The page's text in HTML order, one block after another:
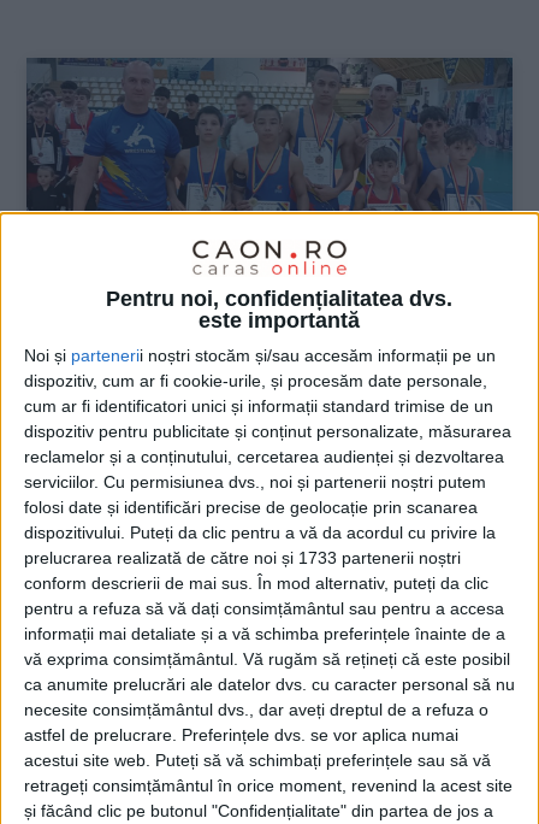
Pentru noi, confidențialitatea dvs.
este importantă
Noi și partenerii noștri stocăm și/sau accesăm informații pe un
dispozitiv, cum ar fi cookie-urile, și procesăm date personale,
cum ar fi identificatori unici și informații standard trimise de un
dispozitiv pentru publicitate și conținut personalizate, măsurarea
reclamelor și a conținutului, cercetarea audienței și dezvoltarea
serviciilor. Cu permisiunea dvs., noi și partenerii noștri putem
folosi date și identificări precise de geolocație prin scanarea
dispozitivului. Puteți da clic pentru a vă da acordul cu privire la
prelucrarea realizată de către noi și 1733 partenerii noștri
conform descrierii de mai sus. În mod alternativ, puteți da clic
pentru a refuza să vă dați consimțământul sau pentru a accesa
informații mai detaliate și a vă schimba preferințele înainte de a
vă exprima consimțământul. Vă rugăm să rețineți că este posibil
ca anumite prelucrări ale datelor dvs. cu caracter personal să nu
necesite consimțământul dvs., dar aveți dreptul de a refuza o
astfel de prelucrare. Preferințele dvs. se vor aplica numai
acestui site web. Puteți să vă schimbați preferințele sau să vă
retrageți consimțământul în orice moment, revenind la acest site
și făcând clic pe butonul "Confidențialitate" din partea de jos a
SPORT
Luptătorii de la Caransebeș, șase
medalii la Memorialul „George Luca”
3 NOIEMBRIE 2024, 09:34 AM 1 MINUT DE CITIRE
CARANSEBEȘ – Clubul Sportiv Municipal Caransebeș, secția de
lupte, a participat în perioada 1-2 noiembrie la Memorialul
„George Luca”! La puternica competiție desfășurată la Lugoj
au participat 15 cluburi sportive din țară!